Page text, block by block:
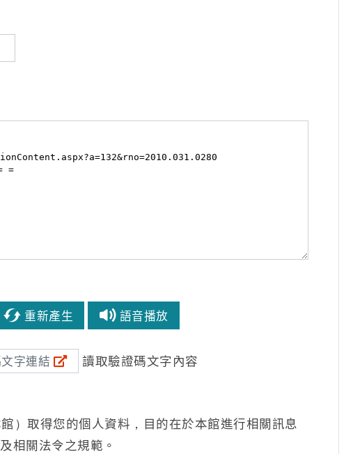
重新產生 語音播放
字連結 讀取驗證碼文字內容
）取得您的個人資料，目的在於本館進行相關訊息
相關法令之規範。